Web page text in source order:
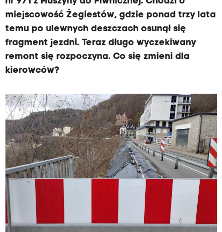
miejscowość Żegiestów, gdzie ponad trzy lata
temu po ulewnych deszczach osunął się
fragment jezdni. Teraz długo wyczekiwany
remont się rozpoczyna. Co się zmieni dla
kierowców?